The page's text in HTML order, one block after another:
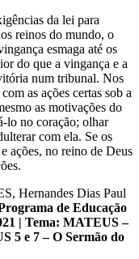
da lei para
reinos do mundo, o
esmaga até os
do que a vingança e a
num tribunal. Nos
as ações certas sob a
as motivações do
lo no coração; olhar
com ela. Se os
ações, no reino de Deus
Hernandes Dias Paul
de Educação
| Tema: MATEUS –
5 e 7 – O Sermão do